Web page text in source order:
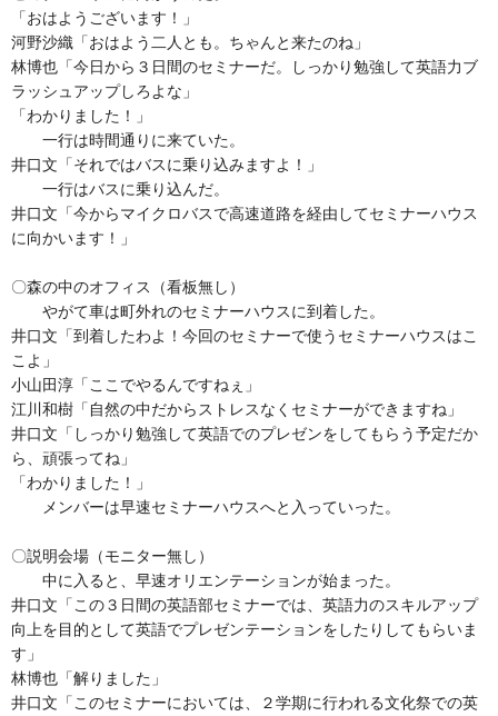
「おはようございます！」
河野沙織「おはよう二人とも。ちゃんと来たのね」
林博也「今日から３日間のセミナーだ。しっかり勉強して英語力ブ
ラッシュアップしろよな」
「わかりました！」
一行は時間通りに来ていた。
井口文「それではバスに乗り込みますよ！」
一行はバスに乗り込んだ。
井口文「今からマイクロバスで高速道路を経由してセミナーハウス
に向かいます！」
〇森の中のオフィス（看板無し）
やがて車は町外れのセミナーハウスに到着した。
井口文「到着したわよ！今回のセミナーで使うセミナーハウスはこ
こよ」
小山田淳「ここでやるんですねぇ」
江川和樹「自然の中だからストレスなくセミナーができますね」
井口文「しっかり勉強して英語でのプレゼンをしてもらう予定だか
ら、頑張ってね」
「わかりました！」
メンバーは早速セミナーハウスへと入っていった。
〇説明会場（モニター無し）
中に入ると、早速オリエンテーションが始まった。
井口文「この３日間の英語部セミナーでは、英語力のスキルアップ
向上を目的として英語でプレゼンテーションをしたりしてもらいま
す」
林博也「解りました」
井口文「このセミナーにおいては、２学期に行われる文化祭での英